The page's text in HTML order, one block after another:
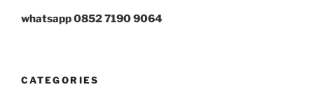
whatsapp 0852 7190 9064
CATEGORIES